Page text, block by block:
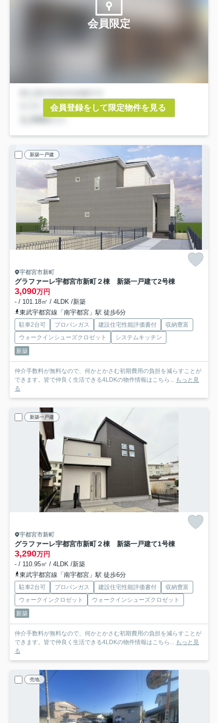
会員限定
会員登録をして限定物件を見る
新築一戸建
宇都宮市新町
グラファーレ宇都宮市新町２棟 新築一戸建て2号棟
3,090万円
- / 101.18㎡ / 4LDK /新築
東武宇都宮線「南宇都宮」駅 徒歩6分
駐車2台可 プロパンガス 建設住宅性能評価書付
収納豊富
ウォークインシューズクロゼット
システムキッチン
新築
仲介手数料が無料なので、何かとかさむ初期費用の負担を減らすことが
できます。皆で仲良く生活できる4LDKの物件情報はこちら... もっと見
る
新築一戸建
宇都宮市新町
グラファーレ宇都宮市新町２棟 新築一戸建て1号棟
3,290万円
- / 110.95㎡ / 4LDK /新築
東武宇都宮線「南宇都宮」駅 徒歩6分
駐車2台可 プロパンガス 建設住宅性能評価書付
収納豊富
ウォークインクロゼット
ウォークインシューズクロゼット
新築
仲介手数料が無料なので、何かとかさむ初期費用の負担を減らすことが
できます。皆で仲良く生活できる4LDKの物件情報はこちら... もっと見
る
売地